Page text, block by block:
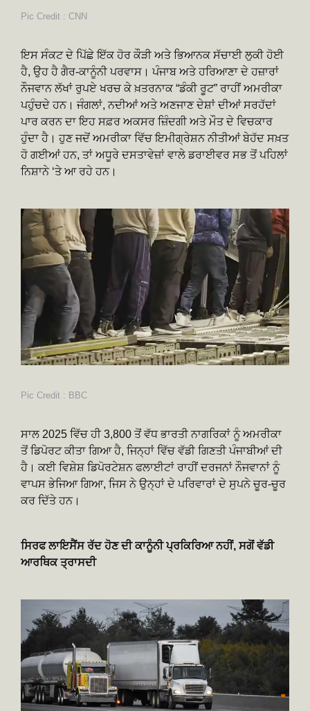
Pic Credit : CNN
ਇਸ ਸੰਕਟ ਦੇ ਪਿੱਛੇ ਇੱਕ ਹੋਰ ਕੌੜੀ ਅਤੇ ਭਿਆਨਕ ਸੱਚਾਈ ਲੁਕੀ ਹੋਈ
ਹੈ, ਉਹ ਹੈ ਗੈਰ-ਕਾਨੂੰਨੀ ਪਰਵਾਸ। ਪੰਜਾਬ ਅਤੇ ਹਰਿਆਣਾ ਦੇ ਹਜ਼ਾਰਾਂ
ਨੌਜਵਾਨ ਲੱਖਾਂ ਰੁਪਏ ਖਰਚ ਕੇ ਖ਼ਤਰਨਾਕ “ਡੰਕੀ ਰੂਟ” ਰਾਹੀਂ ਅਮਰੀਕਾ
ਪਹੁੰਚਦੇ ਹਨ। ਜੰਗਲਾਂ, ਨਦੀਆਂ ਅਤੇ ਅਣਜਾਣ ਦੇਸ਼ਾਂ ਦੀਆਂ ਸਰਹੱਦਾਂ
ਪਾਰ ਕਰਨ ਦਾ ਇਹ ਸਫ਼ਰ ਅਕਸਰ ਜ਼ਿੰਦਗੀ ਅਤੇ ਮੌਤ ਦੇ ਵਿਚਕਾਰ
ਹੁੰਦਾ ਹੈ। ਹੁਣ ਜਦੋਂ ਅਮਰੀਕਾ ਵਿੱਚ ਇਮੀਗ੍ਰੇਸ਼ਨ ਨੀਤੀਆਂ ਬੇਹੱਦ ਸਖ਼ਤ
ਹੋ ਗਈਆਂ ਹਨ, ਤਾਂ ਅਧੂਰੇ ਦਸਤਾਵੇਜ਼ਾਂ ਵਾਲੇ ਡਰਾਈਵਰ ਸਭ ਤੋਂ ਪਹਿਲਾਂ
ਨਿਸ਼ਾਨੇ ‘ਤੇ ਆ ਰਹੇ ਹਨ।
Pic Credit : BBC
ਸਾਲ 2025 ਵਿੱਚ ਹੀ 3,800 ਤੋਂ ਵੱਧ ਭਾਰਤੀ ਨਾਗਰਿਕਾਂ ਨੂੰ ਅਮਰੀਕਾ
ਤੋਂ ਡਿਪੋਰਟ ਕੀਤਾ ਗਿਆ ਹੈ, ਜਿਨ੍ਹਾਂ ਵਿੱਚ ਵੱਡੀ ਗਿਣਤੀ ਪੰਜਾਬੀਆਂ ਦੀ
ਹੈ। ਕਈ ਵਿਸ਼ੇਸ਼ ਡਿਪੋਰਟੇਸ਼ਨ ਫਲਾਈਟਾਂ ਰਾਹੀਂ ਦਰਜਨਾਂ ਨੌਜਵਾਨਾਂ ਨੂੰ
ਵਾਪਸ ਭੇਜਿਆ ਗਿਆ, ਜਿਸ ਨੇ ਉਨ੍ਹਾਂ ਦੇ ਪਰਿਵਾਰਾਂ ਦੇ ਸੁਪਨੇ ਚੂਰ-ਚੂਰ
ਕਰ ਦਿੱਤੇ ਹਨ।
ਸਿਰਫ ਲਾਇਸੈਂਸ ਰੱਦ ਹੋਣ ਦੀ ਕਾਨੂੰਨੀ ਪ੍ਰਕਿਰਿਆ ਨਹੀਂ, ਸਗੋਂ ਵੱਡੀ
ਆਰਥਿਕ ਤ੍ਰਾਸਦੀ